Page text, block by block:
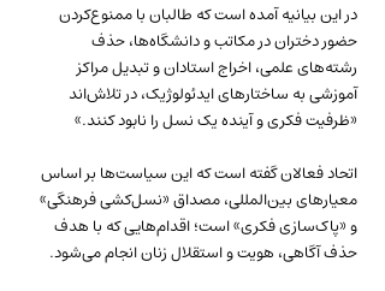
در این بیانیه آمده است که طالبان با ممنوع‌کردن
حضور دختران در مکاتب و دانشگاه‌ها، حذف
رشته‌های علمی، اخراج استادان و تبدیل مراکز
آموزشی به ساختارهای ایدئولوژیک، در تلاش‌اند
«ظرفیت فکری و آینده یک نسل را نابود کنند.»
اتحاد فعالان گفته است که این سیاست‌ها بر اساس
معیارهای بین‌المللی، مصداق «نسل‌کشی فرهنگی»
و «پاک‌سازی فکری» است؛ اقدام‌هایی که با هدف
حذف آگاهی، هویت و استقلال زنان انجام می‌شود.